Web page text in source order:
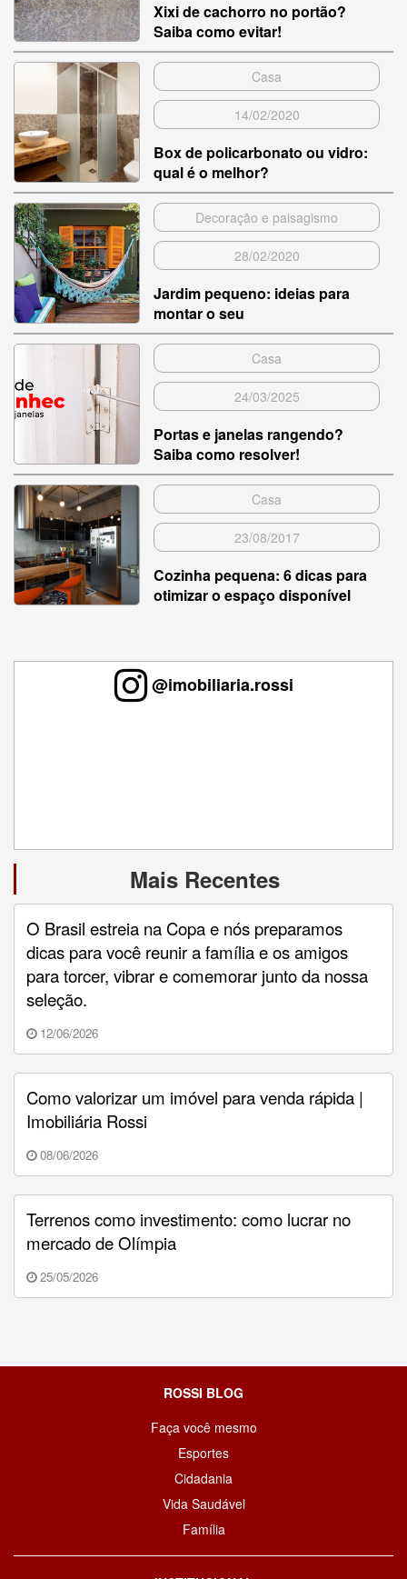
Xixi de cachorro no portão?
Saiba como evitar!
Casa
14/02/2020
Box de policarbonato ou vidro:
qual é o melhor?
Decoração e paisagismo
28/02/2020
Jardim pequeno: ideias para
montar o seu
Casa
24/03/2025
Portas e janelas rangendo?
Saiba como resolver!
Casa
23/08/2017
Cozinha pequena: 6 dicas para
otimizar o espaço disponível
@imobiliaria.rossi
Mais Recentes
O Brasil estreia na Copa e nós preparamos
dicas para você reunir a família e os amigos
para torcer, vibrar e comemorar junto da nossa
seleção.
12/06/2026
Como valorizar um imóvel para venda rápida |
Imobiliária Rossi
08/06/2026
Terrenos como investimento: como lucrar no
mercado de Olímpia
25/05/2026
ROSSI BLOG
Faça você mesmo
Esportes
Cidadania
Vida Saudável
Família